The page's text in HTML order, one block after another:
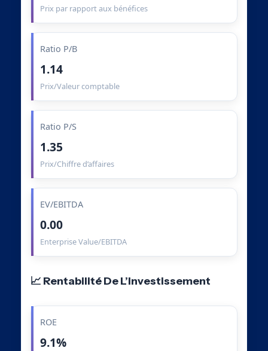
Prix par rapport aux bénéfices
Ratio P/B
1.14
Prix/Valeur comptable
Ratio P/S
1.35
Prix/Chiffre d’affaires
EV/EBITDA
0.00
Enterprise Value/EBITDA
📈 Rentabilité De L’Investissement
ROE
9.1%